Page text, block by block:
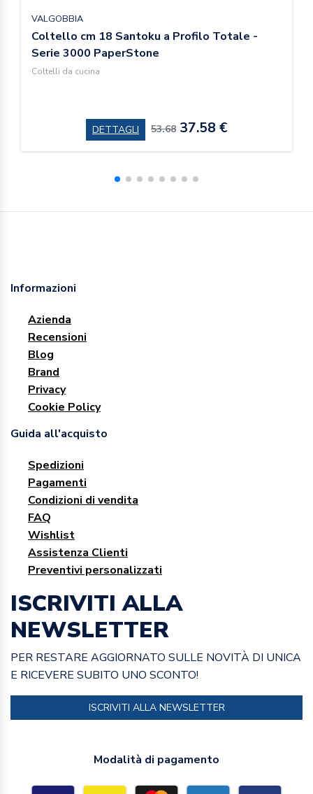
VALGOBBIA
Coltello cm 18 Santoku a Profilo Totale -
Serie 3000 PaperStone
Coltelli da cucina
DETTAGLI 53.68 37.58 €
Informazioni
Azienda
Recensioni
Blog
Brand
Privacy
Cookie Policy
Guida all'acquisto
Spedizioni
Pagamenti
Condizioni di vendita
FAQ
Wishlist
Assistenza Clienti
Preventivi personalizzati
ISCRIVITI ALLA
NEWSLETTER
PER RESTARE AGGIORNATO SULLE NOVITÀ DI UNICA
E RICEVERE SUBITO UNO SCONTO!
ISCRIVITI ALLA NEWSLETTER
Modalità di pagamento